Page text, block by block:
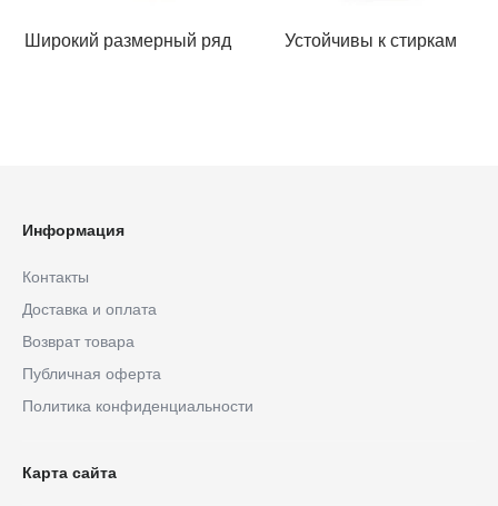
Широкий размерный ряд Устойчивы к стиркам
Информация
Контакты
Доставка и оплата
Возврат товара
Публичная оферта
Политика конфиденциальности
Карта сайта